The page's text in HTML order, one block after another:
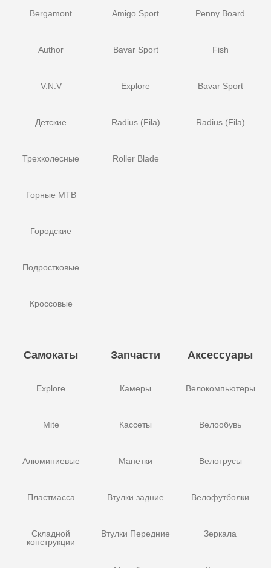
Bergamont
Author
V.N.V
Детские
Трехколесные
Горные MTB
Городские
Подростковые
Кроссовые
Amigo Sport
Bavar Sport
Explore
Radius (Fila)
Roller Blade
Penny Board
Fish
Bavar Sport
Radius (Fila)
Самокаты
Explore
Mite
Алюминиевые
Пластмасса
Складной
конструкции
Запчасти
Камеры
Кассеты
Манетки
Втулки задние
Втулки Передние
Аксессуары
Велокомпьютеры
Велообувь
Велотрусы
Велофутболки
Зеркала